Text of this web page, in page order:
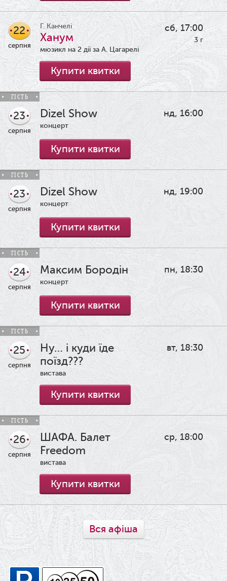
22
серпня
Г. Канчелі
Ханум
мюзикл на 2 дії за А. Цагарелі
сб, 17:00
3 г
Купити квитки
ГІСТЬ
23
серпня
Dizel Show
концерт
нд, 16:00
Купити квитки
ГІСТЬ
23
серпня
Dizel Show
концерт
нд, 19:00
Купити квитки
ГІСТЬ
24
серпня
Максим Бородін
концерт
пн, 18:30
Купити квитки
ГІСТЬ
25
серпня
Ну… і куди їде
поїзд???
вистава
вт, 18:30
Купити квитки
ГІСТЬ
26
серпня
ШАФА. Балет
Freedom
вистава
ср, 18:00
Купити квитки
Вся афіша